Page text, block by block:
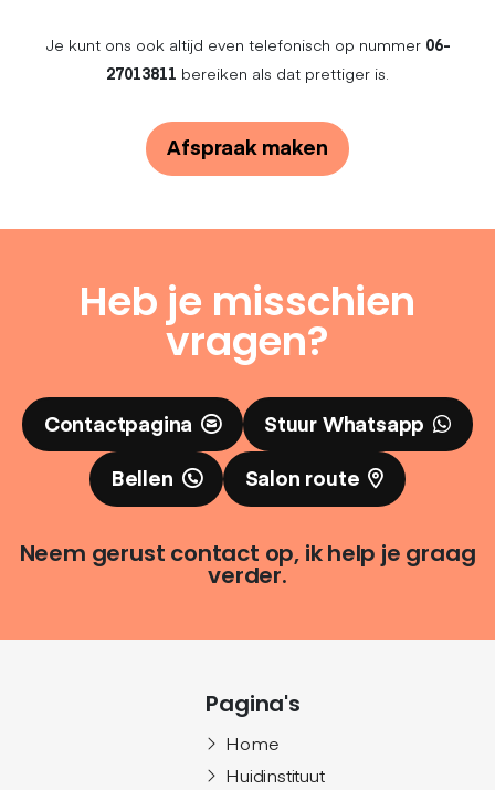
Je kunt ons ook altijd even telefonisch op nummer 06-
27013811 bereiken als dat prettiger is.
Afspraak maken
Heb je misschien
vragen?
Contactpagina
Stuur Whatsapp
Bellen
Salon route
Neem gerust contact op, ik help je graag
verder.
Pagina's
Home
Huidinstituut